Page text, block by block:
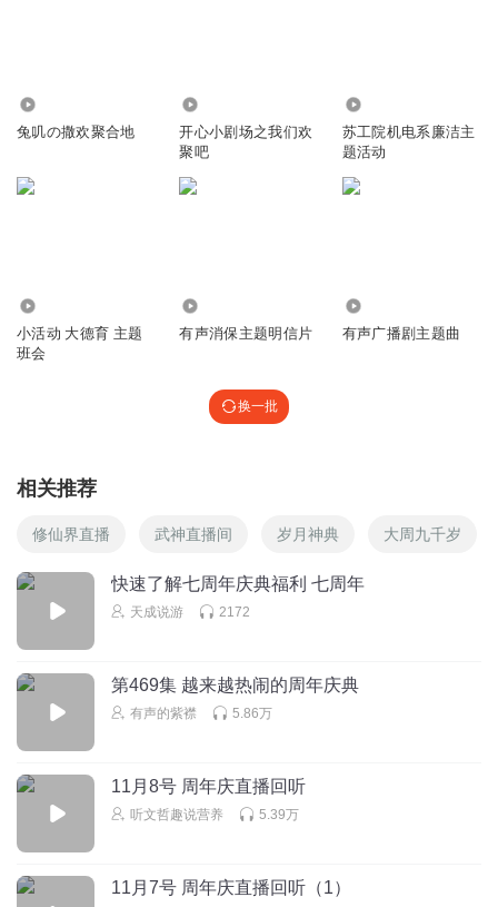
兔叽の撒欢聚合地
开心小剧场之我们欢
聚吧
苏工院机电系廉洁主
题活动
小活动 大德育 主题
班会
有声消保主题明信片 有声广播剧主题曲
换一批
相关推荐
修仙界直播 武神直播间 岁月神典 大周九千岁
快速了解七周年庆典福利 七周年
天成说游 2172
第469集 越来越热闹的周年庆典
有声的紫襟 5.86万
11月8号 周年庆直播回听
听文哲趣说营养 5.39万
11月7号 周年庆直播回听（1）